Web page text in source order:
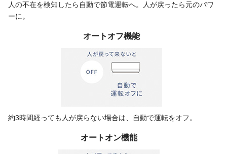
人の不在を検知したら自動で節電運転へ。人が戻ったら元のパワ
ーに。
オートオフ機能
約3時間経っても人が戻らない場合は、自動で運転をオフ。
オートオン機能